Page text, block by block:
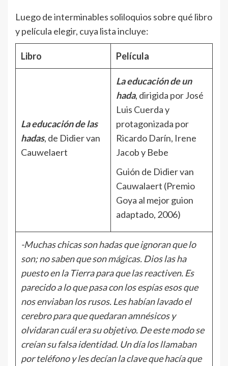
Luego de interminables soliloquios sobre qué libro
y película elegir, cuya lista incluye:
Libro Película
La educación de las
hadas, de Didier van
Cauwelaert
La educación de un
hada, dirigida por José
Luis Cuerda y
protagonizada por
Ricardo Darín, Irene
Jacob y Bebe
Guión de Didier van
Cauwalaert (Premio
Goya al mejor guion
adaptado, 2006)
-Muchas chicas son hadas que ignoran que lo
son; no saben que son mágicas. Dios las ha
puesto en la Tierra para que las reactiven. Es
parecido a lo que pasa con los espías esos que
nos enviaban los rusos. Les habían lavado el
cerebro para que quedaran amnésicos y
olvidaran cuál era su objetivo. De este modo se
creían su falsa identidad. Un día los llamaban
por teléfono y les decían la clave que hacía que